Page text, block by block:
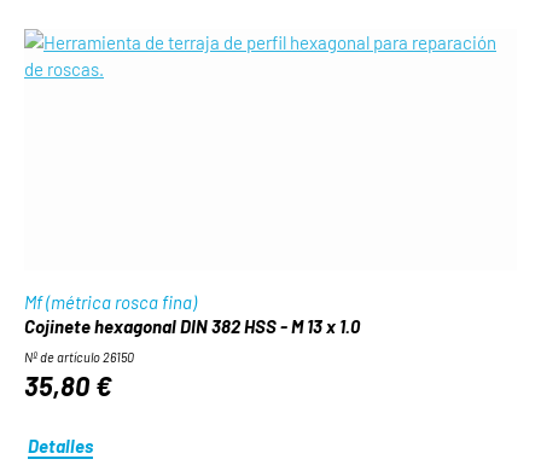
Mf (métrica rosca fina)
Cojinete hexagonal DIN 382 HSS - M 13 x 1.0
Nº de artículo 26150
35,80 €
Detalles